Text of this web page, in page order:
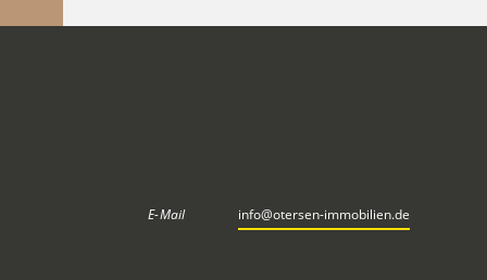
Finanzierung
E-Mail info@otersen-immobilien.de